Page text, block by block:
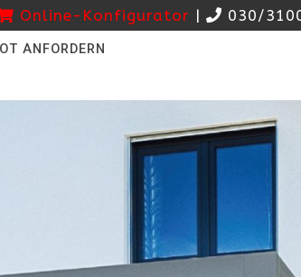
Online-Konfigurator | 030/
ANFORDERN